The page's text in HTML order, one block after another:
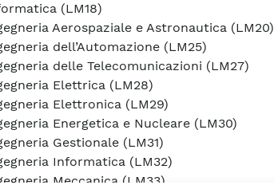
(LM18)
Aerospaziale e Astronautica (LM20)
dell’Automazione (LM25)
delle Telecomunicazioni (LM27)
Elettrica (LM28)
Elettronica (LM29)
Energetica e Nucleare (LM30)
Gestionale (LM31)
Informatica (LM32)
Meccanica (LM33)